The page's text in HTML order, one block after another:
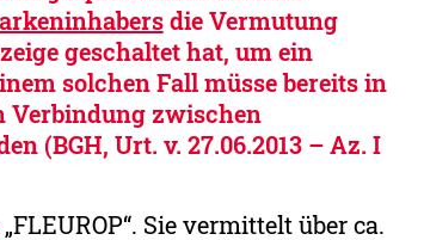
die Vermutung
geschaltet hat, um ein
solchen Fall müsse bereits in
Verbindung zwischen
(BGH, Urt. v. 27.06.2013 – Az. I
Sie vermittelt über ca.